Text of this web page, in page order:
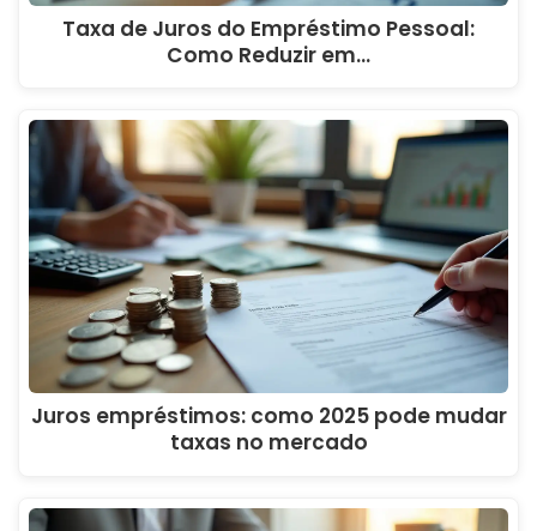
Taxa de Juros do Empréstimo Pessoal:
Como Reduzir em…
Juros empréstimos: como 2025 pode mudar
taxas no mercado